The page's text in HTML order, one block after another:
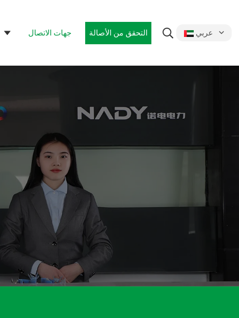
جهات الاتصال التحقق من الأصالة